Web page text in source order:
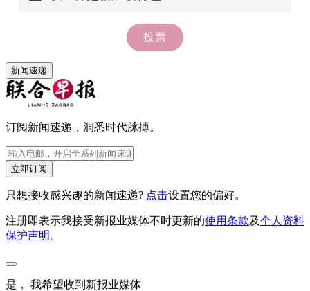
新闻速递
订阅新闻速递，洞悉时代脉搏。
立即订阅
只想接收感兴趣的新闻速递? 点击设置您的偏好。
注册即表示我接受新报业媒体不时更新的使用条款及个人资料
保护声明 。
是， 我希望收到新报业媒体